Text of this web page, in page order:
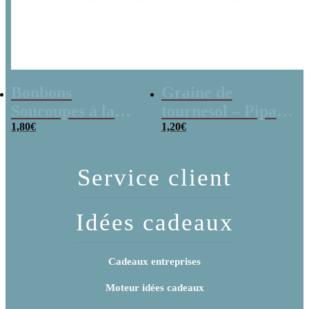
poudre (x20)
1,80€
x 3
1,20€
Service client
Idées cadeaux
Cadeaux entreprises
Moteur idées cadeaux